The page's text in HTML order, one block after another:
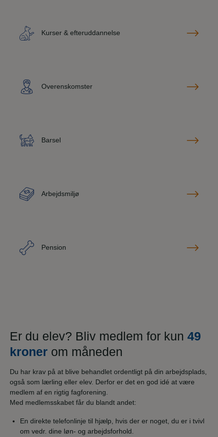
Kurser & efteruddannelse
Overenskomster
Barsel
Arbejdsmiljø
Pension
Er du elev? Bliv medlem for kun 49
kroner om måneden
Du har krav på at blive behandlet ordentligt på din arbejdsplads,
også som lærling eller elev. Derfor er det en god idé at være
medlem af en rigtig fagforening.
Med medlemsskabet får du blandt andet:
En direkte telefonlinje til hjælp, hvis der er noget, du er i tvivl
om vedr. dine løn- og arbejdsforhold.